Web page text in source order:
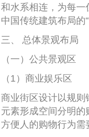
和水系相连，为每
中国传统建筑布局的
三、 总体景观布局
（一）公共景观区
（1）商业娱乐区
商业街区设计以规
元素形成空间分明
方便人的购物行为需